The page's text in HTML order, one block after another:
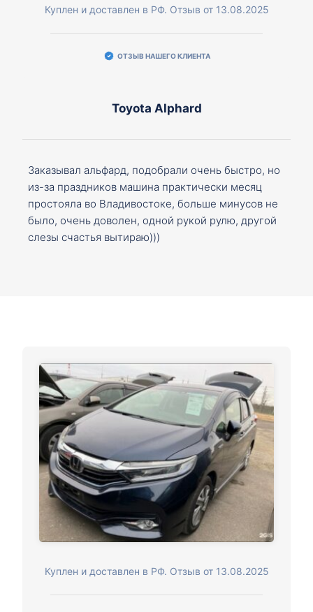
Куплен и доставлен в РФ. Отзыв от 13.08.2025
ОТЗЫВ НАШЕГО КЛИЕНТА
Toyota Alphard
Заказывал альфард, подобрали очень быстро, но
из-за праздников машина практически месяц
простояла во Владивостоке, больше минусов не
было, очень доволен, одной рукой рулю, другой
слезы счастья вытираю)))
Куплен и доставлен в РФ. Отзыв от 13.08.2025